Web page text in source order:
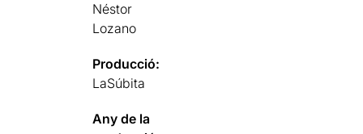
Néstor
Lozano
Producció:
LaSúbita
Any de la